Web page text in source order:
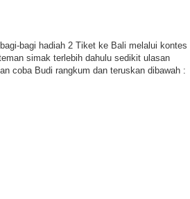
bagi hadiah 2 Tiket ke Bali melalui kontes
simak terlebih dahulu sedikit ulasan
coba Budi rangkum dan teruskan dibawah :